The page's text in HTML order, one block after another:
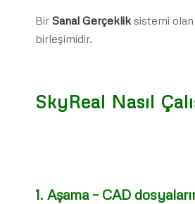
Bir Sanal Gerçeklik sistemi
birleşimidir.
SkyReal Nasıl
1. Aşama – CAD